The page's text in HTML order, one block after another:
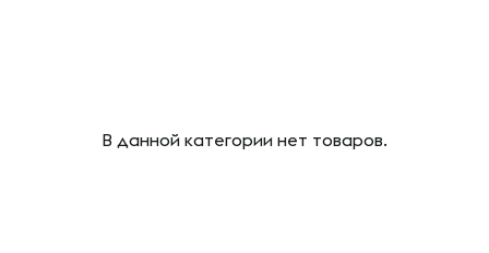
В данной категории нет товаров.